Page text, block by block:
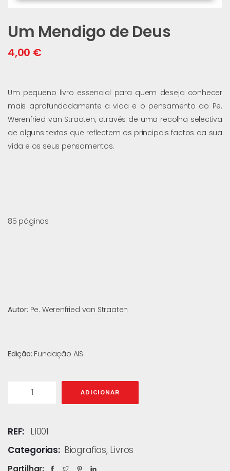
Um Mendigo de Deus
4,00 €
Um pequeno livro essencial para quem deseja conhecer
mais aprofundadamente a vida e o pensamento do Pe.
Werenfried van Straaten, através de uma recolha selectiva
de alguns textos que reflectem os principais factos da sua
vida e os seus pensamentos.
85 páginas
Autor: Pe. Werenfried van Straaten
Edição: Fundação AIS
ADICIONAR
REF: LI001
Categorias: Biografias, Livros